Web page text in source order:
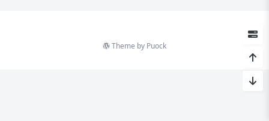
Theme by Puock